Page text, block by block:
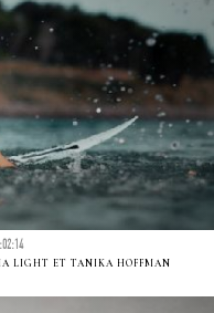
LIGHT ET TANIKA HOFFMAN